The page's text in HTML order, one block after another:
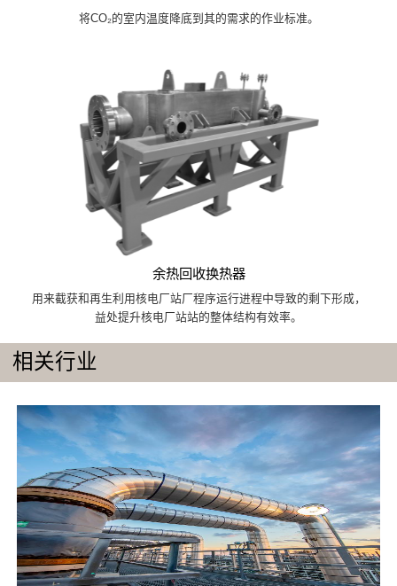
将CO₂的室内温度降底到其的需求的作业标准。
余热回收换热器
用来截获和再生利用核电厂站厂程序运行进程中导致的剩下形成，
益处提升核电厂站站的整体结构有效率。
相关行业